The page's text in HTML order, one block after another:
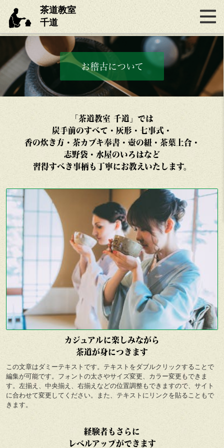
茶道教室
千道
お稽古について
「茶道教室 千道」では
炭手前のすべて・灰形・七事式・
香の炊き方・茶カブキ奉書・壺の紐・茶葉上合・
志野袋・水屋のいろはなど
習得すべき事柄も丁寧にお教えいたします。
カジュアルに楽しみながら
茶道が身につきます
この文章はダミーテキストです。テキストをダブルクリックすることで
編集が可能です。フォントの太さやサイズ変更、カラー変更もできま
す。左揃え、中央揃え、右揃えなどの位置調整もできますので、サイト
に合わせて変更してください。また、テキストにリンクを貼ることもで
きます。
経験者もさらに
レベルアップができます